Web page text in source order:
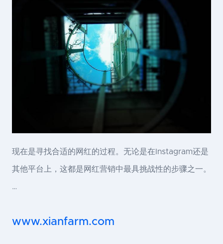
现在是寻找合适的网红的过程。无论是在Instagram还是
其他平台上，这都是网红营销中最具挑战性的步骤之一。
…
www.xianfarm.com